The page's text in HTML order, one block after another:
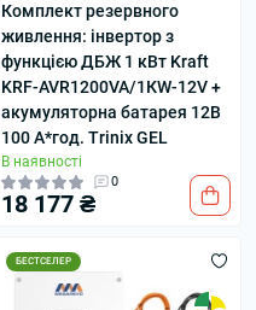
Комплект резервного
живлення: інвертор з
функцією ДБЖ 1 кВт Kraft
KRF-AVR1200VA/1КW-12V +
акумуляторна батарея 12В
100 А*год. Trinix GEL
В наявності
0
18 177 ₴
БЕСТСЕЛЕР